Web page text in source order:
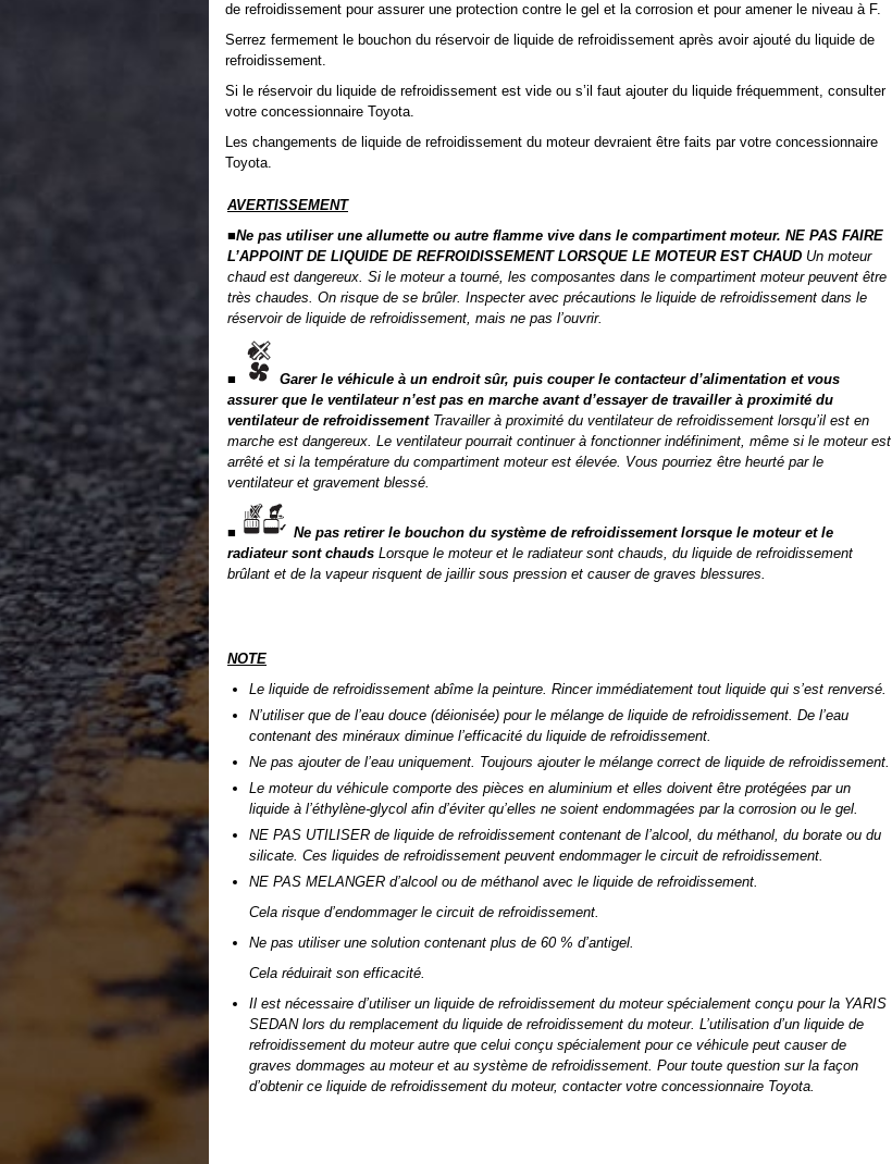
de refroidissement pour assurer une protection contre le gel et la corrosion et pour amener le niveau à F.
Serrez fermement le bouchon du réservoir de liquide de refroidissement après avoir ajouté du liquide de
refroidissement.
Si le réservoir du liquide de refroidissement est vide ou s’il faut ajouter du liquide fréquemment, consulter
votre concessionnaire Toyota.
Les changements de liquide de refroidissement du moteur devraient être faits par votre concessionnaire
Toyota.
AVERTISSEMENT
■Ne pas utiliser une allumette ou autre flamme vive dans le compartiment moteur. NE PAS FAIRE
L’APPOINT DE LIQUIDE DE REFROIDISSEMENT LORSQUE LE MOTEUR EST CHAUD Un moteur
chaud est dangereux. Si le moteur a tourné, les composantes dans le compartiment moteur peuvent être
très chaudes. On risque de se brûler. Inspecter avec précautions le liquide de refroidissement dans le
réservoir de liquide de refroidissement, mais ne pas l’ouvrir.
■
Garer le véhicule à un endroit sûr, puis couper le contacteur d’alimentation et vous
assurer que le ventilateur n’est pas en marche avant d’essayer de travailler à proximité du
ventilateur de refroidissementTravailler à proximité du ventilateur de refroidissement lorsqu’il est en
marche est dangereux. Le ventilateur pourrait continuer à fonctionner indéfiniment, même si le moteur est
arrêté et si la température du compartiment moteur est élevée. Vous pourriez être heurté par le
ventilateur et gravement blessé.
■
Ne pas retirer le bouchon du système de refroidissement lorsque le moteur et le
radiateur sont chauds Lorsque le moteur et le radiateur sont chauds, du liquide de refroidissement
brûlant et de la vapeur risquent de jaillir sous pression et causer de graves blessures.
NOTE
Le liquide de refroidissement abîme la peinture. Rincer immédiatement tout liquide qui s’est renversé.
N’utiliser que de l’eau douce (déionisée) pour le mélange de liquide de refroidissement. De l’eau
contenant des minéraux diminue l’efficacité du liquide de refroidissement.
Ne pas ajouter de l’eau uniquement. Toujours ajouter le mélange correct de liquide de refroidissement.
Le moteur du véhicule comporte des pièces en aluminium et elles doivent être protégées par un
liquide à l’éthylène-glycol afin d’éviter qu’elles ne soient endommagées par la corrosion ou le gel.
NE PAS UTILISER de liquide de refroidissement contenant de l’alcool, du méthanol, du borate ou du
silicate. Ces liquides de refroidissement peuvent endommager le circuit de refroidissement.
NE PAS MELANGER d’alcool ou de méthanol avec le liquide de refroidissement.
Cela risque d’endommager le circuit de refroidissement.
Ne pas utiliser une solution contenant plus de 60 % d’antigel.
Cela réduirait son efficacité.
Il est nécessaire d’utiliser un liquide de refroidissement du moteur spécialement conçu pour la YARIS
SEDAN lors du remplacement du liquide de refroidissement du moteur. L’utilisation d’un liquide de
refroidissement du moteur autre que celui conçu spécialement pour ce véhicule peut causer de
graves dommages au moteur et au système de refroidissement. Pour toute question sur la façon
d’obtenir ce liquide de refroidissement du moteur, contacter votre concessionnaire Toyota.